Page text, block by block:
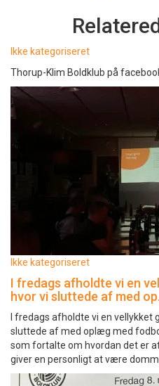
Ikke kategoriseret
Thorup-Klim Boldklub på
Ikke kategoriseret
I fredags afholdte vi en
hvor vi sluttede af med
I fredags afholdte vi en vellykket
sluttede af med oplæg med
som fortalte om hvordan det er
giver en personligt at være